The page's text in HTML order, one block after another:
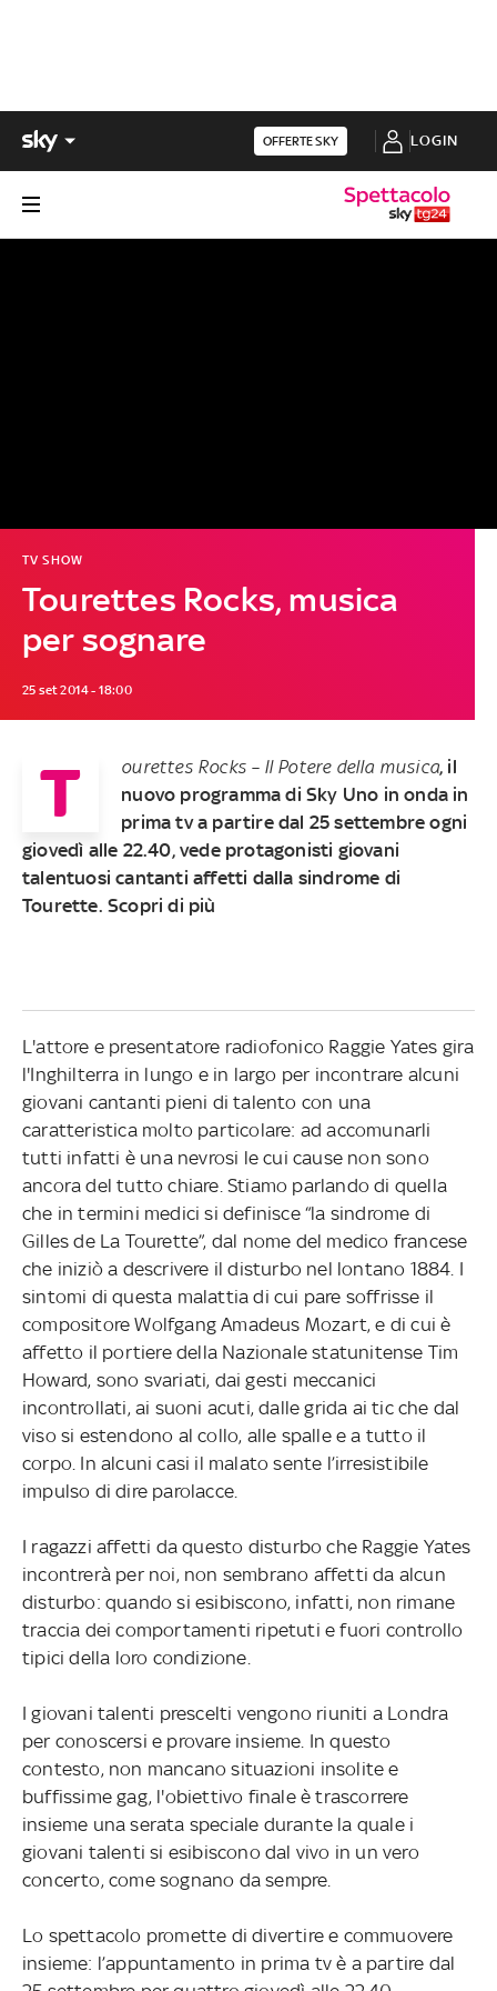
OFFERTE SKY LOGIN
Tourettes Rocks, musica
per sognare
TV SHOW
25 set 2014 - 18:00
T ourettes Rocks – Il Potere della musica, il
nuovo programma di Sky Uno in onda in
prima tv a partire dal 25 settembre ogni
giovedì alle 22.40, vede protagonisti giovani
talentuosi cantanti affetti dalla sindrome di
Tourette. Scopri di più
L'attore e presentatore radiofonico Raggie Yates gira
l'Inghilterra in lungo e in largo per incontrare alcuni
giovani cantanti pieni di talento con una
caratteristica molto particolare: ad accomunarli
tutti infatti è una nevrosi le cui cause non sono
ancora del tutto chiare. Stiamo parlando di quella
che in termini medici si definisce “la sindrome di
Gilles de La Tourette”, dal nome del medico francese
che iniziò a descrivere il disturbo nel lontano 1884. I
sintomi di questa malattia di cui pare soffrisse il
compositore Wolfgang Amadeus Mozart, e di cui è
affetto il portiere della Nazionale statunitense Tim
Howard, sono svariati, dai gesti meccanici
incontrollati, ai suoni acuti, dalle grida ai tic che dal
viso si estendono al collo, alle spalle e a tutto il
corpo. In alcuni casi il malato sente l’irresistibile
impulso di dire parolacce.
I ragazzi affetti da questo disturbo che Raggie Yates
incontrerà per noi, non sembrano affetti da alcun
disturbo: quando si esibiscono, infatti, non rimane
traccia dei comportamenti ripetuti e fuori controllo
tipici della loro condizione.
I giovani talenti prescelti vengono riuniti a Londra
per conoscersi e provare insieme. In questo
contesto, non mancano situazioni insolite e
buffissime gag, l'obiettivo finale è trascorrere
insieme una serata speciale durante la quale i
giovani talenti si esibiscono dal vivo in un vero
concerto, come sognano da sempre.
Lo spettacolo promette di divertire e commuovere
insieme: l’appuntamento in prima tv è a partire dal